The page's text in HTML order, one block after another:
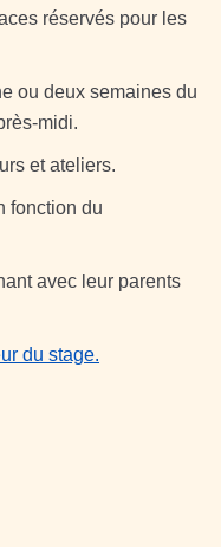
réservés pour les
ou deux semaines du
midi.
et ateliers.
fonction du
avec leur parents
du stage.